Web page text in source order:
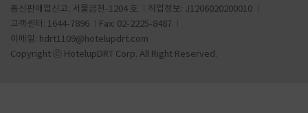
통신판매업신고: 서울금천-1204 호
직업정보: J1206020200010
고객센터: 1644-7896
Fax: 02-2225-8487
이메일: hdrt1109@hotelupdrt.com
Copyright ⓒ HotelupDRT Corp. All Right Reserved.